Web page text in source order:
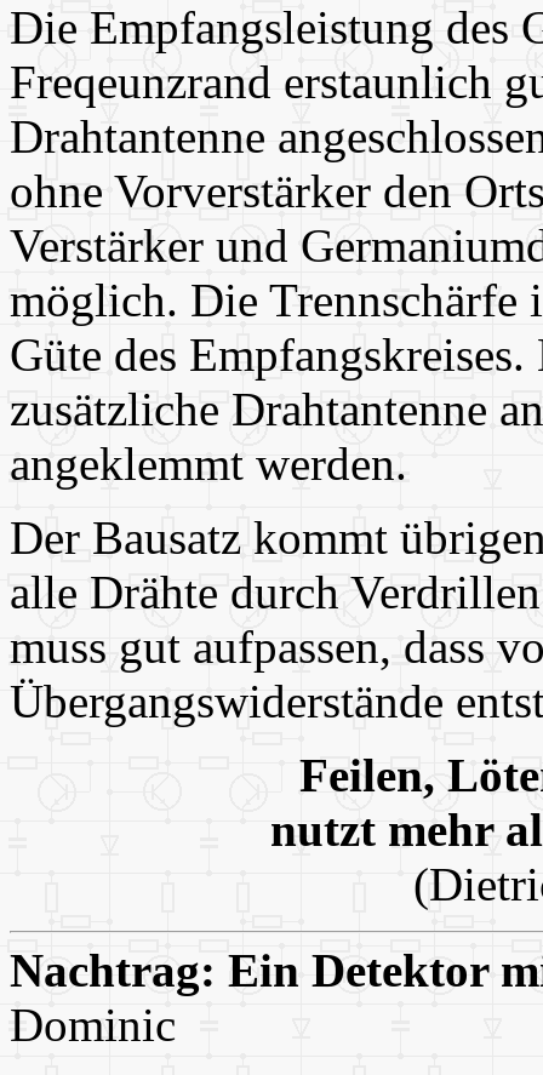
Die Empfangsleistung des
Freqeunzrand erstaunlich
Drahtantenne
ohne Vorverstärker den
Verstärker und
möglich. Die Trennschärfe
Güte des
zusätzliche Drahtantenne
angeklemmt werden.
Der Bausatz kommt
alle Drähte durch
muss gut aufpassen, dass
Übergangswiderstände
Feilen,
nutzt mehr
Nachtrag: Ein Detektor
Dominic